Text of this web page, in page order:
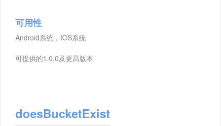
可用性
Android系统，IOS系统
可提供的1.0.0及更高版本
doesBucketExist